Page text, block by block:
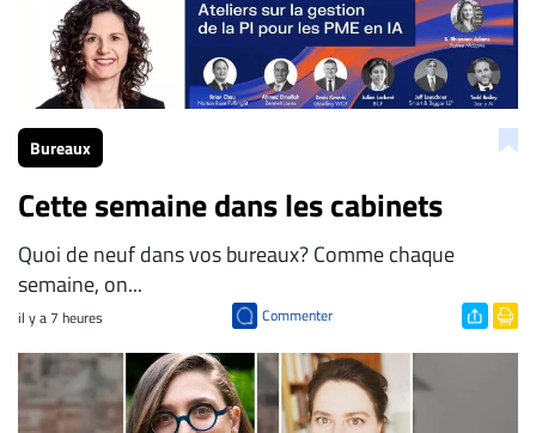
Bureaux
Cette semaine dans les cabinets
Quoi de neuf dans vos bureaux? Comme chaque
semaine, on...
il y a 7 heures Commenter